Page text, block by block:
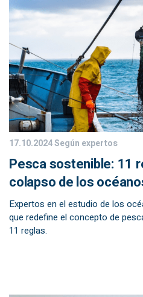
17.10.2024Según expertos
Pesca sostenible: 11
colapso de los
Expertos en el estudio de los
que redefine el concepto de
11 reglas.